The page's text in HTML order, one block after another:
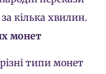
кілька хвилин.
монет
типи монет